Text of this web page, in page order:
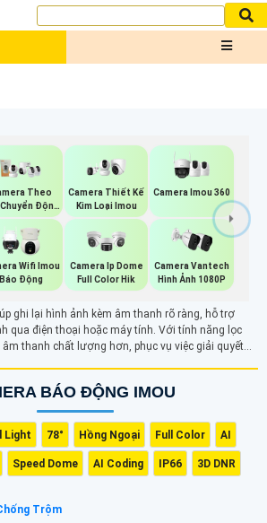
Theo
Chuyển Động
Imou
Camera Thiết Kế
Kim Loại Imou
Camera Imou 360
Wifi Imou
Báo Động
Camera Ip Dome
Full Color Hik
Camera Vantech
Hình Ảnh 1080P
ghi lại hình ảnh kèm âm thanh rõ ràng, hỗ trợ
qua điện thoại hoặc máy tính. Với tính năng lọc
thanh chất lượng hơn, phục vụ việc giải quyết
ở.
BÁO ĐỘNG IMOU
Light 78° Hồng Ngoại Full Color AI
Speed Dome AI Coding IP66 3D DNR
Trộm